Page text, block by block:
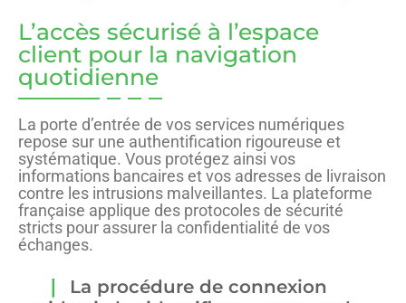
L’accès sécurisé à l’espace
client pour la navigation
quotidienne
La porte d’entrée de vos services numériques
repose sur une authentification rigoureuse et
systématique. Vous protégez ainsi vos
informations bancaires et vos adresses de livraison
contre les intrusions malveillantes. La plateforme
française applique des protocoles de sécurité
stricts pour assurer la confidentialité de vos
échanges.
La procédure de connexion